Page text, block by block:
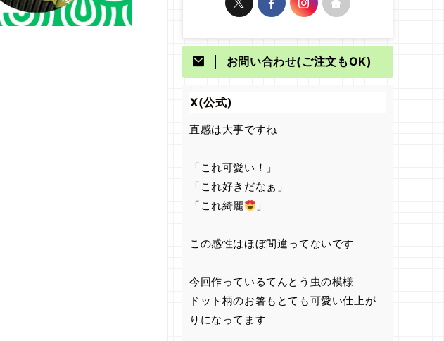
お問い合わせ(ご注文もOK)
X(公式)
直感は大事ですね
「これ可愛い！」
「これ好きだなぁ」
「これ綺麗
」
この感性はほぼ間違ってないです
今回作っているてんとう虫の模様
ドット柄のお箸もとても可愛い仕上が
りになってます